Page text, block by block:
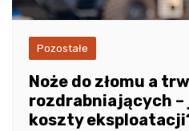
Pozostałe
Noże do złomu a
rozdrabniających
koszty